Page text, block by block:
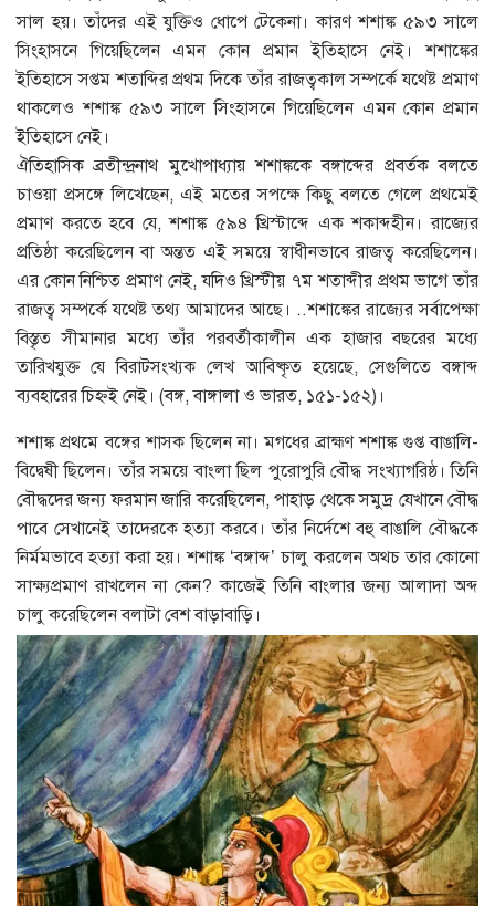
সাল হয়। তাঁদের এই যুক্তিও ধোপে টেকেনা। কারণ শশাঙ্ক ৫৯৩ সালে
সিংহাসনে গিয়েছিলেন এমন কোন প্রমান ইতিহাসে নেই। শশাঙ্কের
ইতিহাসে সপ্তম শতাব্দির প্রথম দিকে তাঁর রাজত্বকাল সম্পর্কে যথেষ্ট প্রমাণ
থাকলেও শশাঙ্ক ৫৯৩ সালে সিংহাসনে গিয়েছিলেন এমন কোন প্রমান
ইতিহাসে নেই।
ঐতিহাসিক ব্রতীন্দ্রনাথ মুখােপাধ্যায় শশাঙ্ককে বঙ্গাব্দের প্রবর্তক বলতে
চাওয়া প্রসঙ্গে লিখেছেন, এই মতের সপক্ষে কিছু বলতে গেলে প্রথমেই
প্রমাণ করতে হবে যে, শশাঙ্ক ৫৯৪ খ্রিস্টাব্দে এক শকাব্দহীন। রাজ্যের
প্রতিষ্ঠা করেছিলেন বা অন্তত এই সময়ে স্বাধীনভাবে রাজত্ব করেছিলেন।
এর কোন নিশ্চিত প্রমাণ নেই, যদিও খ্রিস্টীয় ৭ম শতাব্দীর প্রথম ভাগে তাঁর
রাজত্ব সম্পর্কে যথেষ্ট তথ্য আমাদের আছে। ..শশাঙ্কের রাজ্যের সর্বাপেক্ষা
বিস্তৃত সীমানার মধ্যে তাঁর পরবর্তীকালীন এক হাজার বছরের মধ্যে
তারিখযুক্ত যে বিরাটসংখ্যক লেখ আবিষ্কৃত হয়েছে, সেগুলিতে বঙ্গাব্দ
ব্যবহারের চিহ্নই নেই। (বঙ্গ, বাঙ্গালা ও ভারত, ১৫১-১৫২)।
শশাঙ্ক প্রথমে বঙ্গের শাসক ছিলেন না। মগধের ব্রাহ্মণ শশাঙ্ক গুপ্ত বাঙালি-
বিদ্বেষী ছিলেন। তাঁর সময়ে বাংলা ছিল পুরোপুরি বৌদ্ধ সংখ্যাগরিষ্ঠ। তিনি
বৌদ্ধদের জন্য ফরমান জারি করেছিলেন, পাহাড় থেকে সমুদ্র যেখানে বৌদ্ধ
পাবে সেখানেই তাদেরকে হত্যা করবে। তাঁর নির্দেশে বহু বাঙালি বৌদ্ধকে
নির্মমভাবে হত্যা করা হয়। শশাঙ্ক ‘বঙ্গাব্দ’ চালু করলেন অথচ তার কোনো
সাক্ষ্যপ্রমাণ রাখলেন না কেন? কাজেই তিনি বাংলার জন্য আলাদা অব্দ
চালু করেছিলেন বলাটা বেশ বাড়াবাড়ি।